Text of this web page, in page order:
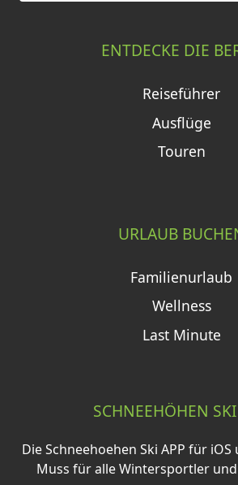
ENTDECKE DIE
Reiseführer
Ausflüge
Touren
URLAUB
Familienurlaub
Wellness
Last Minute
SCHNEEHÖHEN
Die Schneehoehen Ski APP für
Muss für alle Wintersportler